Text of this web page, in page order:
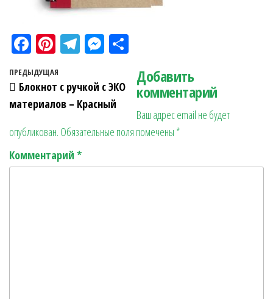
Fa
ce
bo
ok
Pi
nt
er
es
t
Te
gr
a
M
se
n
r
ра
в
ит
ь
Навигация по записям
Предыдущая запись
ПРЕДЫДУЩАЯ
Блокнот с ручкой с ЭКО
материалов – Красный
Добавить
комментарий
Ваш адрес email не будет
опубликован. Обязательные поля помечены *
Комментарий *